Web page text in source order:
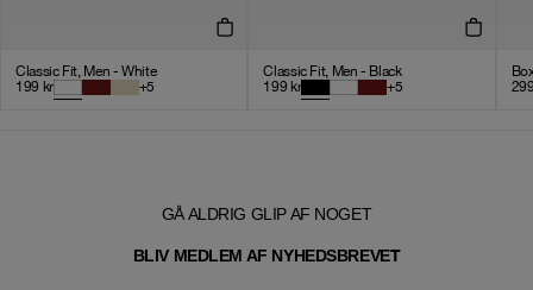
Classic Fit, Men - White
199 kr +5
Classic Fit, Men - Black
199 kr +5
GÅ ALDRIG GLIP AF NOGET
BLIV MEDLEM AF NYHEDSBREVET